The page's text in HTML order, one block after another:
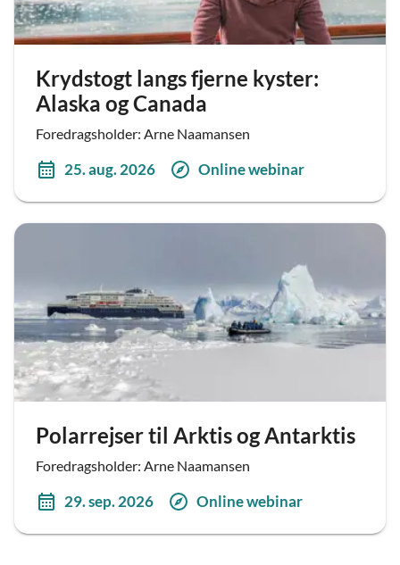
Krydstogt langs fjerne kyster:
Alaska og Canada
Foredragsholder: Arne Naamansen
25. aug. 2026 Online webinar
Polarrejser til Arktis og Antarktis
Foredragsholder: Arne Naamansen
29. sep. 2026 Online webinar